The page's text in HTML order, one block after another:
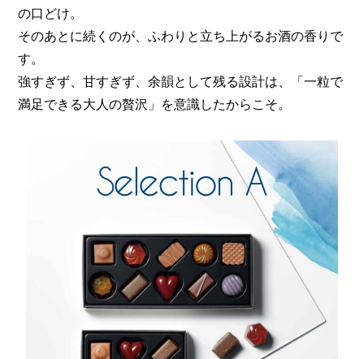
の口どけ。
そのあとに続くのが、ふわりと立ち上がるお酒の香りで
す。
強すぎず、甘すぎず、余韻として残る設計は、「一粒で
満足できる大人の贅沢」を意識したからこそ。